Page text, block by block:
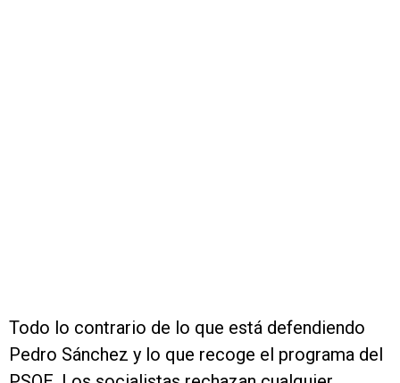
Todo lo contrario de lo que está defendiendo
Pedro Sánchez y lo que recoge el programa del